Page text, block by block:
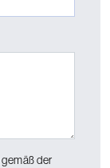
gemäß der